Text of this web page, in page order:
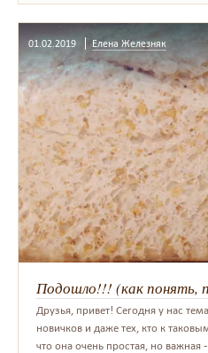
01.02.2019 Елена Железняк
Подошло!!! (как понять,
Друзья, привет! Сегодня у нас
новичков и даже тех, кто к
что она очень простая, но важная -